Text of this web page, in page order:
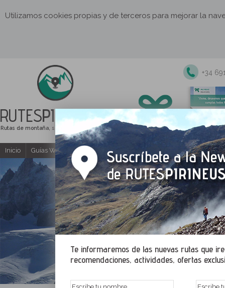
Utilizamos cookies propias y de terceros para mejorar la
RUTESPIRINEUS
Rutas de montaña, senderismo y excursiones
+34
Te informaremos de las nuevas rutas que
recomendaciones, actividades, ofertas
Inicio Guías Web y PDF gratuitas Excursiones y actividades